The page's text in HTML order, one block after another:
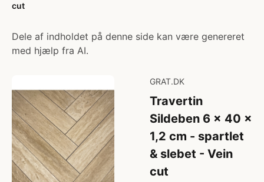
cut
Dele af indholdet på denne side kan være genereret
med hjælp fra AI.
GRAT.DK
Travertin
Sildeben 6 x 40 x
1,2 cm - spartlet
& slebet - Vein
cut